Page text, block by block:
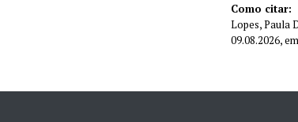
Como citar:
Lopes, Paula
09.08.2026,